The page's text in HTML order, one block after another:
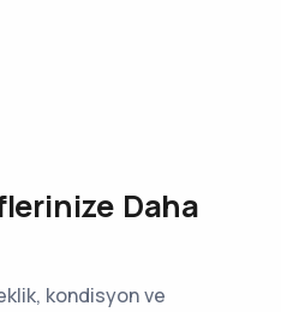
Daha
kondisyon ve